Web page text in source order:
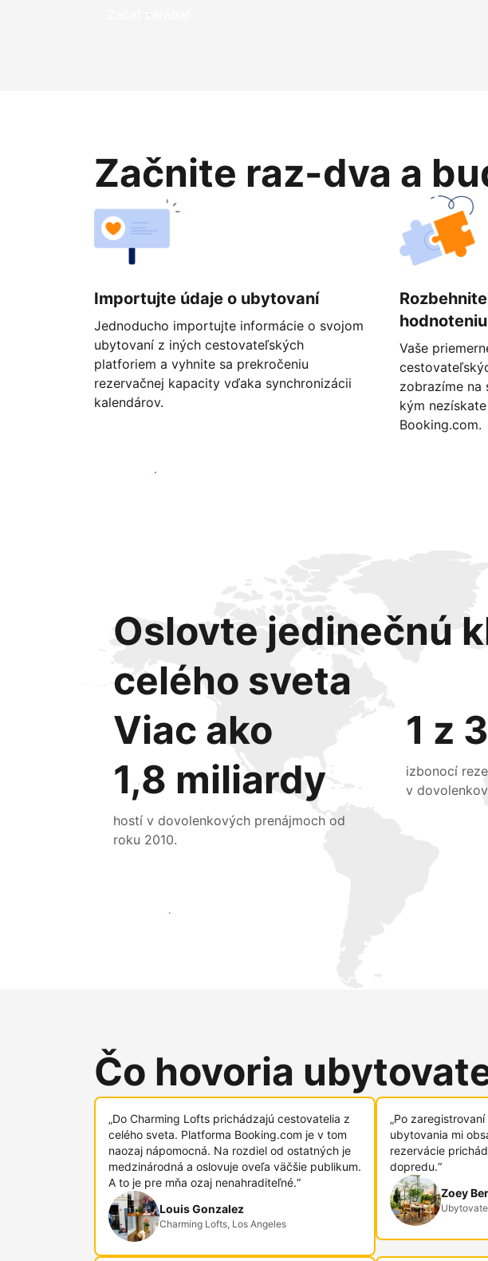
Začať zarábať
Začnite raz-dva a
Importujte údaje o ubytovaní
Jednoducho importujte informácie o svojom
ubytovaní z iných cestovateľských
platforiem a vyhnite sa prekročeniu
rezervačnej kapacity vďaka synchronizácii
kalendárov.
hodnoteniu
Vaše
zobrazíme na
kým
Booking.com.
Začať ešte dnes
Oslovte jedinečnú
celého sveta
Viac ako
1,8 miliardy
hostí v dovolenkových prenájmoch od
roku 2010.
1 z 3
izbonocí
v
Osloviť nových hostí
Čo hovoria
„Do Charming Lofts prichádzajú cestovatelia z
celého sveta. Platforma Booking.com je v tom
naozaj nápomocná. Na rozdiel od ostatných je
medzinárodná a oslovuje oveľa väčšie publikum.
A to je pre mňa ozaj nenahraditeľné.“
Louis Gonzalez
Charming Lofts, Los Angeles
„Po
ubytovania mi
rezervácie
dopredu.“
Zoey